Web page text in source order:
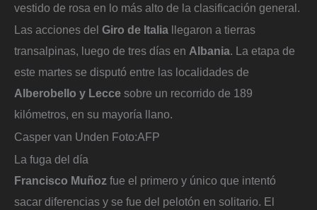
vestido de rosa en lo más alto de la clasificación general.
Las acciones del Giro de Italia llegaron a tierras
transalpinas, luego de tres días en Albania. La etapa de
este martes se disputó entre las localidades de
Alberobello y Lecce sobre un recorrido de 189
kilómetros, en su mayoría llano.
Casper van Unden Foto:AFP
La fuga del día
Francisco Muñoz fue el primero y único que intentó
sacar diferencias y se fue del pelotón en solitario. El